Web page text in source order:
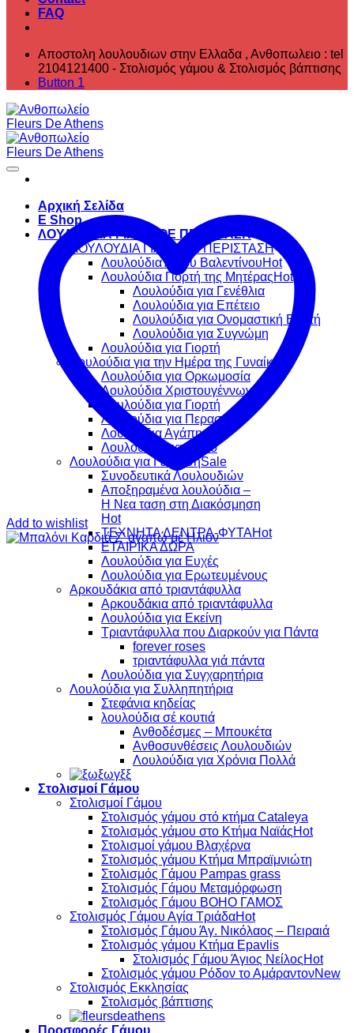
FAQ
Αποστολη λουλουδιων στην Ελλαδα , ‎Ανθοπωλειο : tel
2104121400 - Στολισμός γάμου & Στολισμός βάπτισης
Button 1
Αρχική Σελίδα
E Shop
ΛΟΥΛΟΥΔΙΑ ΓΙΑ ΚΑΘΕ ΠΕΡΙΣΤΑΣΗ
ΛΟΥΛΟΥΔΙΑ ΓΙΑ ΚΑΘΕ ΠΕΡΙΣΤΑΣΗ
Λουλούδια Αγίου Βαλεντίνου
Λουλούδια Γιορτή της Μητέρας
Λουλούδια για Γενέθλια
Λουλούδια για Επέτειο
Λουλούδια για Ονομαστική Εορτή
Λουλούδια για Συγνώμη
Λουλούδια για Γιορτή
Λουλούδια για την Ημέρα της Γυναίκας
Λουλούδια για Ορκωμοσία
Λουλούδια Χριστουγέννων
Λουλούδια για Γιορτή
Λουλούδια για Περαστικά
Λουλούδια Αγάπης
Λουλούδια για Δώρο
Λουλούδια για Γέννηση
Συνοδευτικά Λουλουδιών
Αποξηραμένα λουλούδια –
Η Νεα ταση στη Διακόσμηση
ΤΕΧΝΗΤΑ ΔΕΝΤΡΑ-ΦΥΤΑ
ΕΤΑΙΡΙΚΑ ΔΩΡΑ
Λουλούδια για Ευχές
Λουλούδια για Ερωτευμένους
Aρκουδάκια από τριαντάφυλλα
Aρκουδάκια από τριαντάφυλλα
Λουλούδια για Εκείνη
Τριαντάφυλλα που Διαρκούν για Πάντα
forever roses
τριαντάφυλλα γιά πάντα
Λουλούδια για Συγχαρητήρια
Λουλούδια για Συλληπητήρια
Στεφάνια κηδείας
λουλούδια σέ κουτιά
Ανθοδέσμες – Μπουκέτα
Ανθοσυνθέσεις Λουλουδιών
Λουλούδια για Χρόνια Πολλά
Στολισμοί Γάμου
Στολισμοί Γάμου
Στολισμός γάμου στό κτήμα Cataleya
Στολισμός γάμου στο Κτήμα Ναϊάς
Στολισμοί γάμου Βλαχέρνα
Στολισμός γάμου Κτήμα Μπραϊμνιώτη
Στολισμός Γάμου Pampas grass
Στολισμός Γάμου Μεταμόρφωση
Στολισμός Γάμου BOHO ΓΑΜΟΣ
Στολισμός Γάμου Αγία Τριάδα
Στολισμός Γάμου Άγ. Νικόλαος – Πειραιά
Στολισμός γάμου Κτήμα Epavlis
Στολισμός Γάμου Άγιος Νείλος
Στολισμός γάμου Ρόδον το Αμάραντον
Στολισμός Εκκλησίας
Στολισμός βάπτισης
Προσφορές Γάμου
Add to wishlist